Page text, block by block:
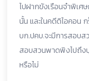
ไปฝากขังเรือนจำพิเ
นั้น และในคดีดิไอคอน
บก.ปคบ.จะมีการสอบ
สอบสวนพาดพิงไปถึง
หรือไม่